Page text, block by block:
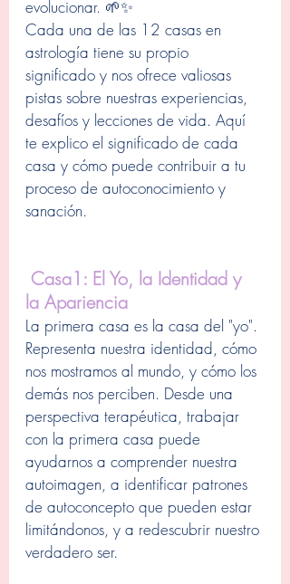
evolucionar. 🌱✨
Cada una de las 12 casas en
astrología tiene su propio
significado y nos ofrece valiosas
pistas sobre nuestras experiencias,
desafíos y lecciones de vida. Aquí
te explico el significado de cada
casa y cómo puede contribuir a tu
proceso de autoconocimiento y
sanación.
la Apariencia
La primera casa es la casa del "yo".
Representa nuestra identidad, cómo
nos mostramos al mundo, y cómo los
demás nos perciben. Desde una
perspectiva terapéutica, trabajar
con la primera casa puede
ayudarnos a comprender nuestra
autoimagen, a identificar patrones
de autoconcepto que pueden estar
limitándonos, y a redescubrir nuestro
verdadero ser.